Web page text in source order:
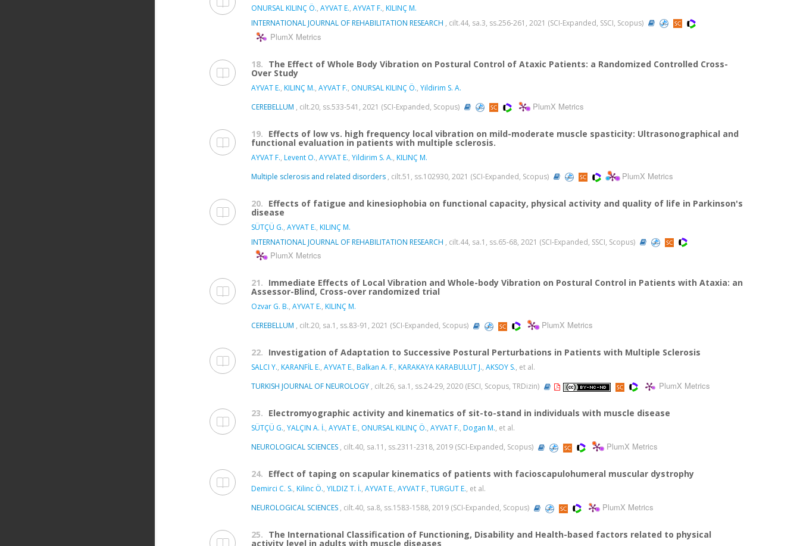
ONURSAL KILINÇ Ö., AYVAT E., AYVAT F., KILINÇ M.
INTERNATIONAL JOURNAL OF REHABILITATION RESEARCH , cilt.44, sa.3, ss.256-261, 2021 (SCI-Expanded, SSCI, Scopus)
PlumX Metrics
18. The Effect of Whole Body Vibration on Postural Control of Ataxic Patients: a Randomized Controlled Cross-
Over Study
AYVAT E., KILINÇ M., AYVAT F., ONURSAL KILINÇ Ö., Yildirim S. A.
CEREBELLUM , cilt.20, ss.533-541, 2021 (SCI-Expanded, Scopus) PlumX Metrics
19. Effects of low vs. high frequency local vibration on mild-moderate muscle spasticity: Ultrasonographical and
functional evaluation in patients with multiple sclerosis.
AYVAT F., Levent O., AYVAT E., Yildirim S. A., KILINÇ M.
Multiple sclerosis and related disorders , cilt.51, ss.102930, 2021 (SCI-Expanded, Scopus) PlumX Metrics
20. Effects of fatigue and kinesiophobia on functional capacity, physical activity and quality of life in Parkinson's
disease
SÜTÇÜ G., AYVAT E., KILINÇ M.
INTERNATIONAL JOURNAL OF REHABILITATION RESEARCH , cilt.44, sa.1, ss.65-68, 2021 (SCI-Expanded, SSCI, Scopus)
PlumX Metrics
21. Immediate Effects of Local Vibration and Whole-body Vibration on Postural Control in Patients with Ataxia: an
Assessor-Blind, Cross-over randomized trial
Ozvar G. B., AYVAT E., KILINÇ M.
CEREBELLUM , cilt.20, sa.1, ss.83-91, 2021 (SCI-Expanded, Scopus) PlumX Metrics
22. Investigation of Adaptation to Successive Postural Perturbations in Patients with Multiple Sclerosis
SALCI Y., KARANFİL E., AYVAT E., Balkan A. F., KARAKAYA KARABULUT J., AKSOY S., et al.
TURKISH JOURNAL OF NEUROLOGY , cilt.26, sa.1, ss.24-29, 2020 (ESCI, Scopus, TRDizin) PlumX Metrics
23. Electromyographic activity and kinematics of sit-to-stand in individuals with muscle disease
SÜTÇÜ G., YALÇIN A. İ., AYVAT E., ONURSAL KILINÇ Ö., AYVAT F., Dogan M., et al.
NEUROLOGICAL SCIENCES , cilt.40, sa.11, ss.2311-2318, 2019 (SCI-Expanded, Scopus) PlumX Metrics
24. Effect of taping on scapular kinematics of patients with facioscapulohumeral muscular dystrophy
Demirci C. S., Kilinc Ö., YILDIZ T. İ., AYVAT E., AYVAT F., TURGUT E., et al.
NEUROLOGICAL SCIENCES , cilt.40, sa.8, ss.1583-1588, 2019 (SCI-Expanded, Scopus) PlumX Metrics
25. The International Classification of Functioning, Disability and Health-based factors related to physical
activity level in adults with muscle diseases